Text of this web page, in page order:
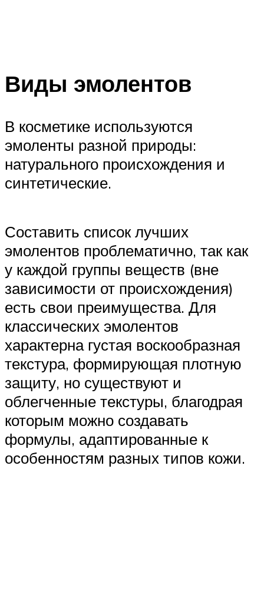
Виды эмолентов
В косметике используются
эмоленты разной природы:
натурального происхождения и
синтетические.
Составить список лучших
эмолентов проблематично, так как
у каждой группы веществ (вне
зависимости от происхождения)
есть свои преимущества. Для
классических эмолентов
характерна густая воскообразная
текстура, формирующая плотную
защиту, но существуют и
облегченные текстуры, благодрая
которым можно создавать
формулы, адаптированные к
особенностям разных типов кожи.